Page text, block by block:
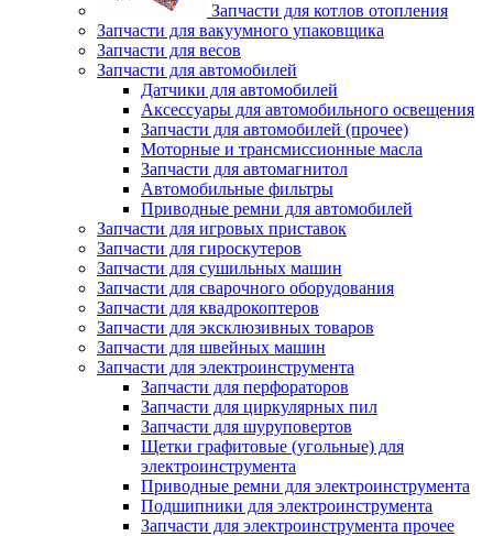
Запчасти для котлов отопления
Запчасти для вакуумного упаковщика
Запчасти для весов
Запчасти для автомобилей
Датчики для автомобилей
Аксессуары для автомобильного освещения
Запчасти для автомобилей (прочее)
Моторные и трансмиссионные масла
Запчасти для автомагнитол
Автомобильные фильтры
Приводные ремни для автомобилей
Запчасти для игровых приставок
Запчасти для гироскутеров
Запчасти для сушильных машин
Запчасти для сварочного оборудования
Запчасти для квадрокоптеров
Запчасти для эксклюзивных товаров
Запчасти для швейных машин
Запчасти для электроинструмента
Запчасти для перфораторов
Запчасти для циркулярных пил
Запчасти для шуруповертов
Щетки графитовые (угольные) для
электроинструмента
Приводные ремни для электроинструмента
Подшипники для электроинструмента
Запчасти для электроинструмента прочее